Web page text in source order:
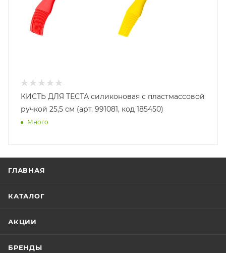
КИСТЬ ДЛЯ ТЕСТА силиконовая с пластмассовой
ручкой 25,5 см (арт. 991081, код 185450)
Много
ГЛАВНАЯ
КАТАЛОГ
АКЦИИ
БРЕНДЫ